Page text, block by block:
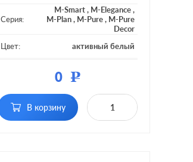
Серия:
M-Smart, M-Elegance,
M-Plan, M-Pure, M-Pure
Decor
Цвет:
активный белый
Подсветка: без подсветки
Включение: поворотно-нажимной
0Р
В корзину